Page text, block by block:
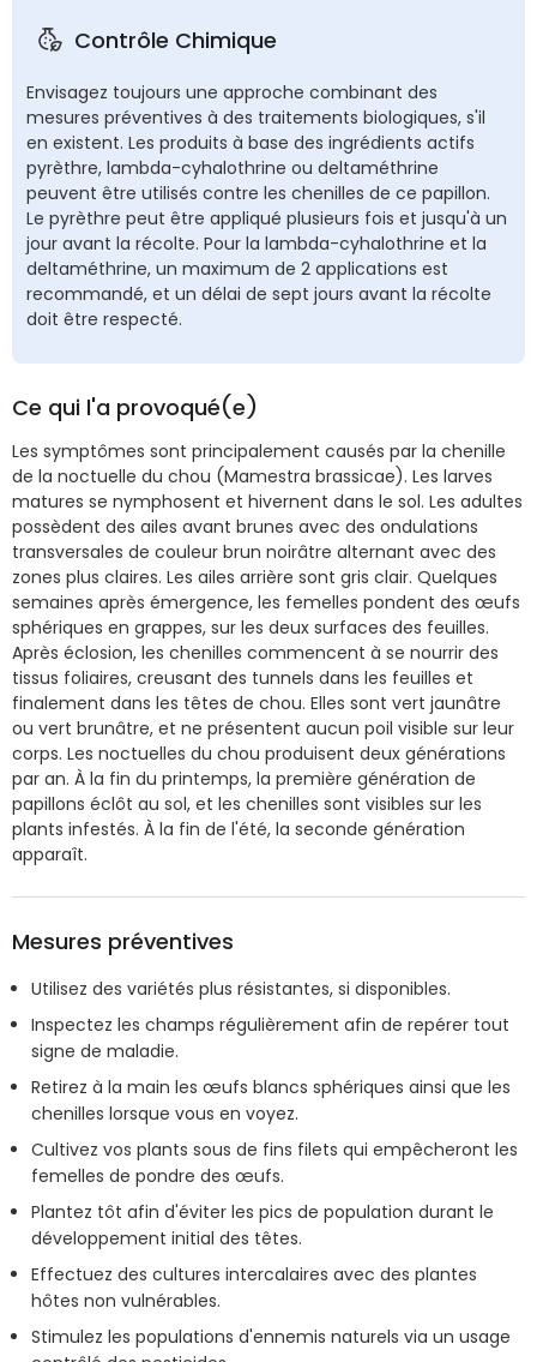
Contrôle Chimique
Envisagez toujours une approche combinant des
mesures préventives à des traitements biologiques, s'il
en existent. Les produits à base des ingrédients actifs
pyrèthre, lambda-cyhalothrine ou deltaméthrine
peuvent être utilisés contre les chenilles de ce papillon.
Le pyrèthre peut être appliqué plusieurs fois et jusqu'à un
jour avant la récolte. Pour la lambda-cyhalothrine et la
deltaméthrine, un maximum de 2 applications est
recommandé, et un délai de sept jours avant la récolte
doit être respecté.
Ce qui l'a provoqué(e)
Les symptômes sont principalement causés par la chenille
de la noctuelle du chou (Mamestra brassicae). Les larves
matures se nymphosent et hivernent dans le sol. Les adultes
possèdent des ailes avant brunes avec des ondulations
transversales de couleur brun noirâtre alternant avec des
zones plus claires. Les ailes arrière sont gris clair. Quelques
semaines après émergence, les femelles pondent des œufs
sphériques en grappes, sur les deux surfaces des feuilles.
Après éclosion, les chenilles commencent à se nourrir des
tissus foliaires, creusant des tunnels dans les feuilles et
finalement dans les têtes de chou. Elles sont vert jaunâtre
ou vert brunâtre, et ne présentent aucun poil visible sur leur
corps. Les noctuelles du chou produisent deux générations
par an. À la fin du printemps, la première génération de
papillons éclôt au sol, et les chenilles sont visibles sur les
plants infestés. À la fin de l'été, la seconde génération
apparaît.
Mesures préventives
Utilisez des variétés plus résistantes, si disponibles.
Inspectez les champs régulièrement afin de repérer tout
signe de maladie.
Retirez à la main les œufs blancs sphériques ainsi que les
chenilles lorsque vous en voyez.
Cultivez vos plants sous de fins filets qui empêcheront les
femelles de pondre des œufs.
Plantez tôt afin d'éviter les pics de population durant le
développement initial des têtes.
Effectuez des cultures intercalaires avec des plantes
hôtes non vulnérables.
Stimulez les populations d'ennemis naturels via un usage